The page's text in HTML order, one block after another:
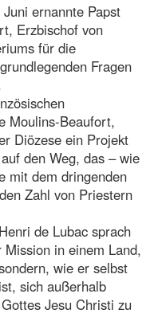
ernannte Papst
Erzbischof von
für die
Fragen
Moulins-Beaufort,
Diözese ein Projekt
den Weg, das – wie
mit dem dringenden
Zahl von Priestern
de Lubac sprach
in einem Land,
wie er selbst
sich außerhalb
Jesu Christi zu